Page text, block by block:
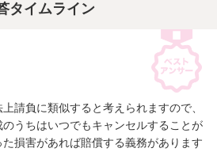
タイムライン
請負に類似すると考えられますので、
うちはいつでもキャンセルすることが
損害があれば賠償する義務があります